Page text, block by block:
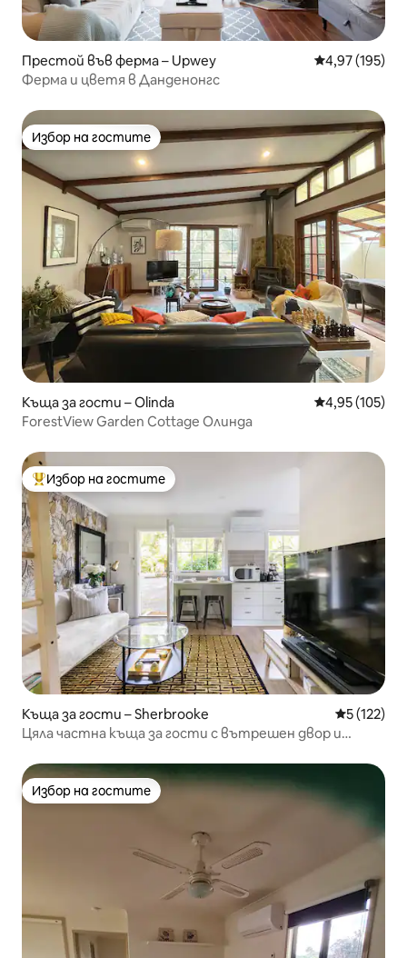
Престой във ферма – Upwey Средна
4,97 (195)
Ферма и цветя в Данденонгс
Избор на гостите
Избор на гостите
Къща за гости – Olinda Средна
4,95 (105)
ForestView Garden Cottage Олинда
Най-популярен избор на гостите
Избор на гостите
Къща за гости – Sherbrooke Средна
5 (122)
Цяла частна къща за гости с вътрешен двор и
Избор на гостите
Избор на гостите